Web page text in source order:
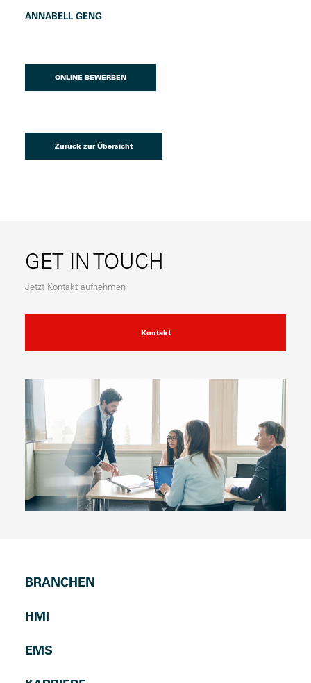
ANNABELL GENG
ONLINE BEWERBEN
Zurück zur Übersicht
GET IN TOUCH
Jetzt Kontakt aufnehmen
Kontakt
BRANCHEN
HMI
EMS